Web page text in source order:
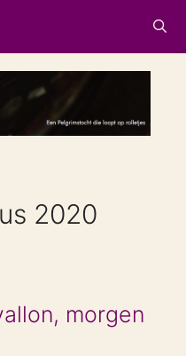
2020
morgen